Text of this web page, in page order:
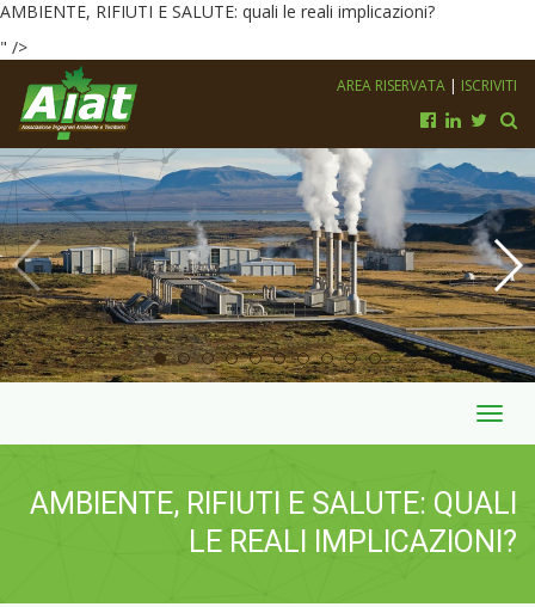
AMBIENTE, RIFIUTI E SALUTE: quali le reali implicazioni?
" />
AREA RISERVATA | ISCRIVITI
AMBIENTE, RIFIUTI E SALUTE: QUALI
LE REALI IMPLICAZIONI?